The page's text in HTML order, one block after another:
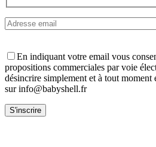
En indiquant votre email vous
propositions commerciales par voie
désincrire simplement et à tout moment
sur info@babyshell.fr